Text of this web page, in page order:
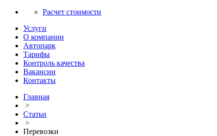
Расчет стоимости
Услуги
О компании
Автопарк
Тарифы
Контроль качества
Вакансии
Контакты
Главная
>
Статьи
>
Перевозки